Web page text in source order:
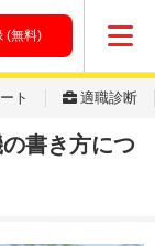
(無料)
ト 適職診断
書き方につ